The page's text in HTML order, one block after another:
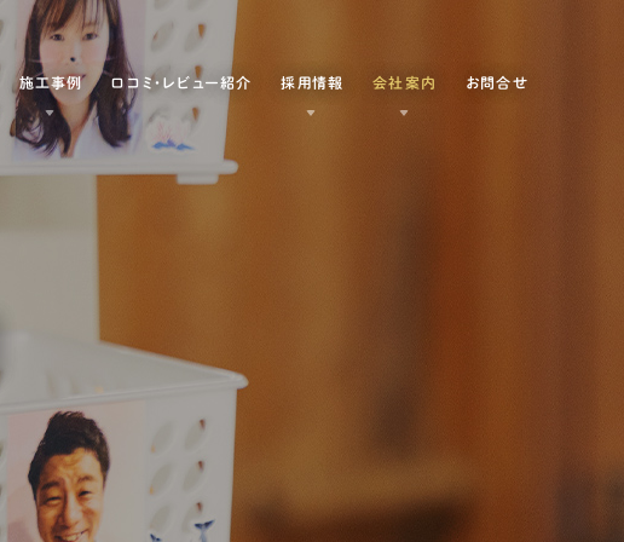
施工事例 口コミ・レビュー紹介 採用情報 会社案内 お問合せ